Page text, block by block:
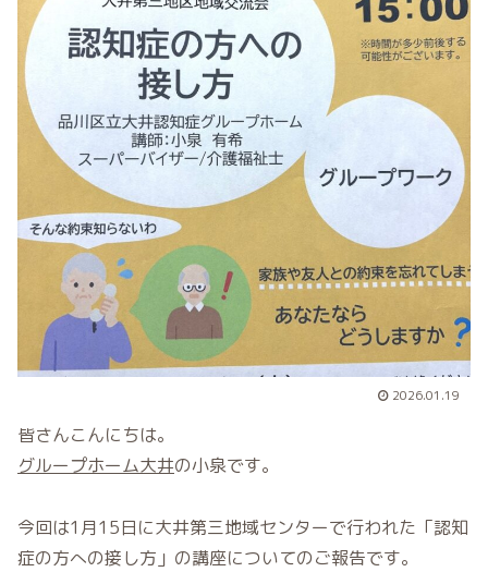
2026.01.19
皆さんこんにちは。
グループホーム大井の小泉です。
今回は1月15日に大井第三地域センターで行われた「認知
症の方への接し方」の講座についてのご報告です。